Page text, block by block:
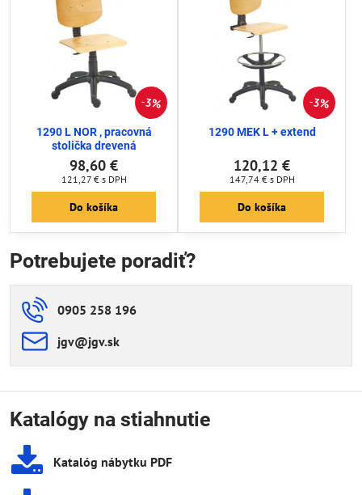
3%
1290 L NOR , pracovná
stolička drevená
98,60 €
121,27 € s DPH
Do košíka
3%
1290 MEK L + extend
120,12 €
147,74 € s DPH
Do košíka
Potrebujete poradiť?
0905 258 196
jgv​@jgv​.sk
Katalógy na stiahnutie
Katalóg nábytku PDF